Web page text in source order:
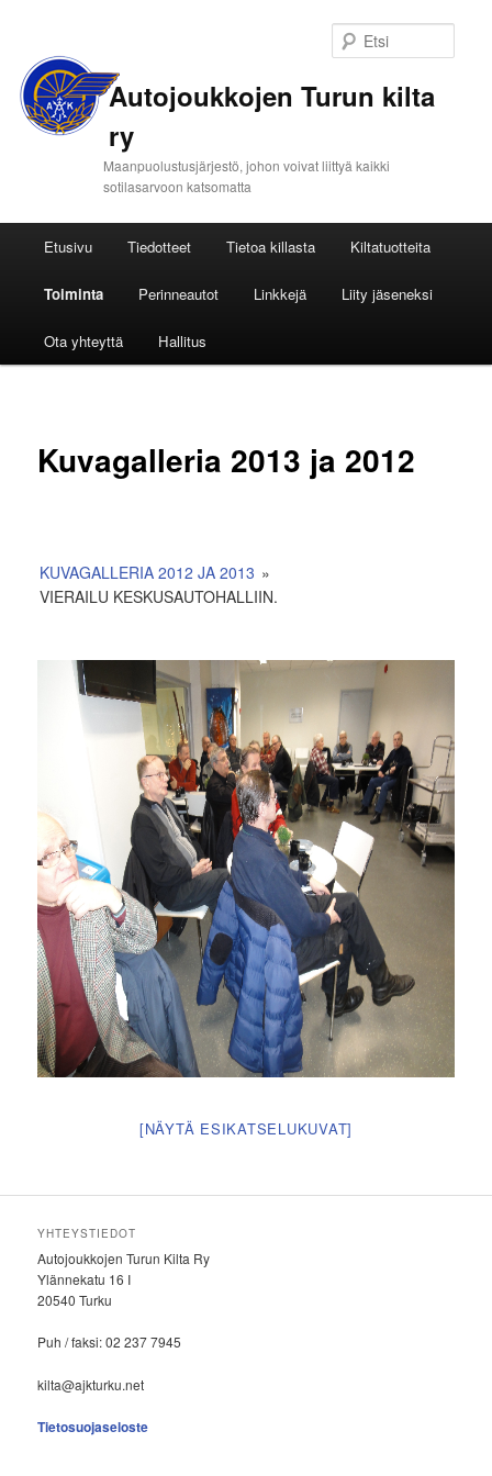
Autojoukkojen Turun kilta
ry
Maanpuolustusjärjestö, johon voivat liittyä kaikki
sotilasarvoon katsomatta
Siirry
sisältöön
Etusivu Tiedotteet Tietoa killasta Kiltatuotteita
Toiminta Perinneautot Linkkejä Liity jäseneksi
Ota yhteyttä Hallitus
Kuvagalleria 2013 ja 2012
KUVAGALLERIA 2012 JA 2013 »
VIERAILU KESKUSAUTOHALLIIN.
[NÄYTÄ ESIKATSELUKUVAT]
YHTEYSTIEDOT
Autojoukkojen Turun Kilta Ry
Ylännekatu 16 I
20540 Turku
Puh / faksi: 02 237 7945
kilta@ajkturku.net
Tietosuojaseloste